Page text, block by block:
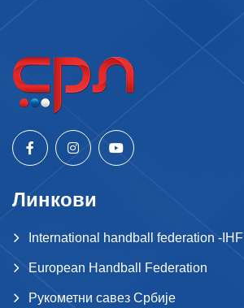
Линкови
International handball federation -IHF
European Handball Federation
Рукометни савез Србије